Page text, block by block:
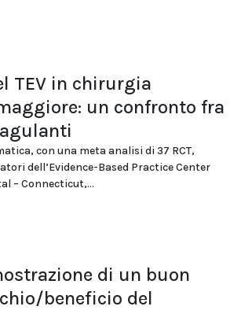
TEV in chirurgia
un confronto fra
con una meta analisi di 37 RCT,
dell’Evidence-Based Practice Center
– Connecticut,...
di un buon
beneficio del